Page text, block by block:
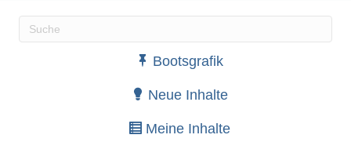
Wenn die Ergebnisse der automatischen
Bootsgrafik
Neue Inhalte
Meine Inhalte